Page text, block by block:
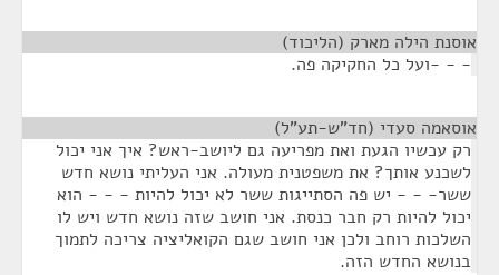
אוסנת הילה מארק (הליכוד)
- - -ועל כל החקיקה פה.
אוסאמה סעדי (חד"ש-תע"ל)
רק עכשיו הגעת ואת מפריעה גם ליושב-ראש? איך אני יכול
לשכנע אותך? את משפטנית מעולה. אני העליתי נושא חדש
ששר- - - יש פה הסתייגות ששר לא יכול להיות - - - הוא
יכול להיות רק חבר כנסת. אני חושב שזה נושא חדש ויש לו
השלכות רוחב ולכן אני חושב שגם הקואליציה צריכה לתמוך
בנושא החדש הזה.